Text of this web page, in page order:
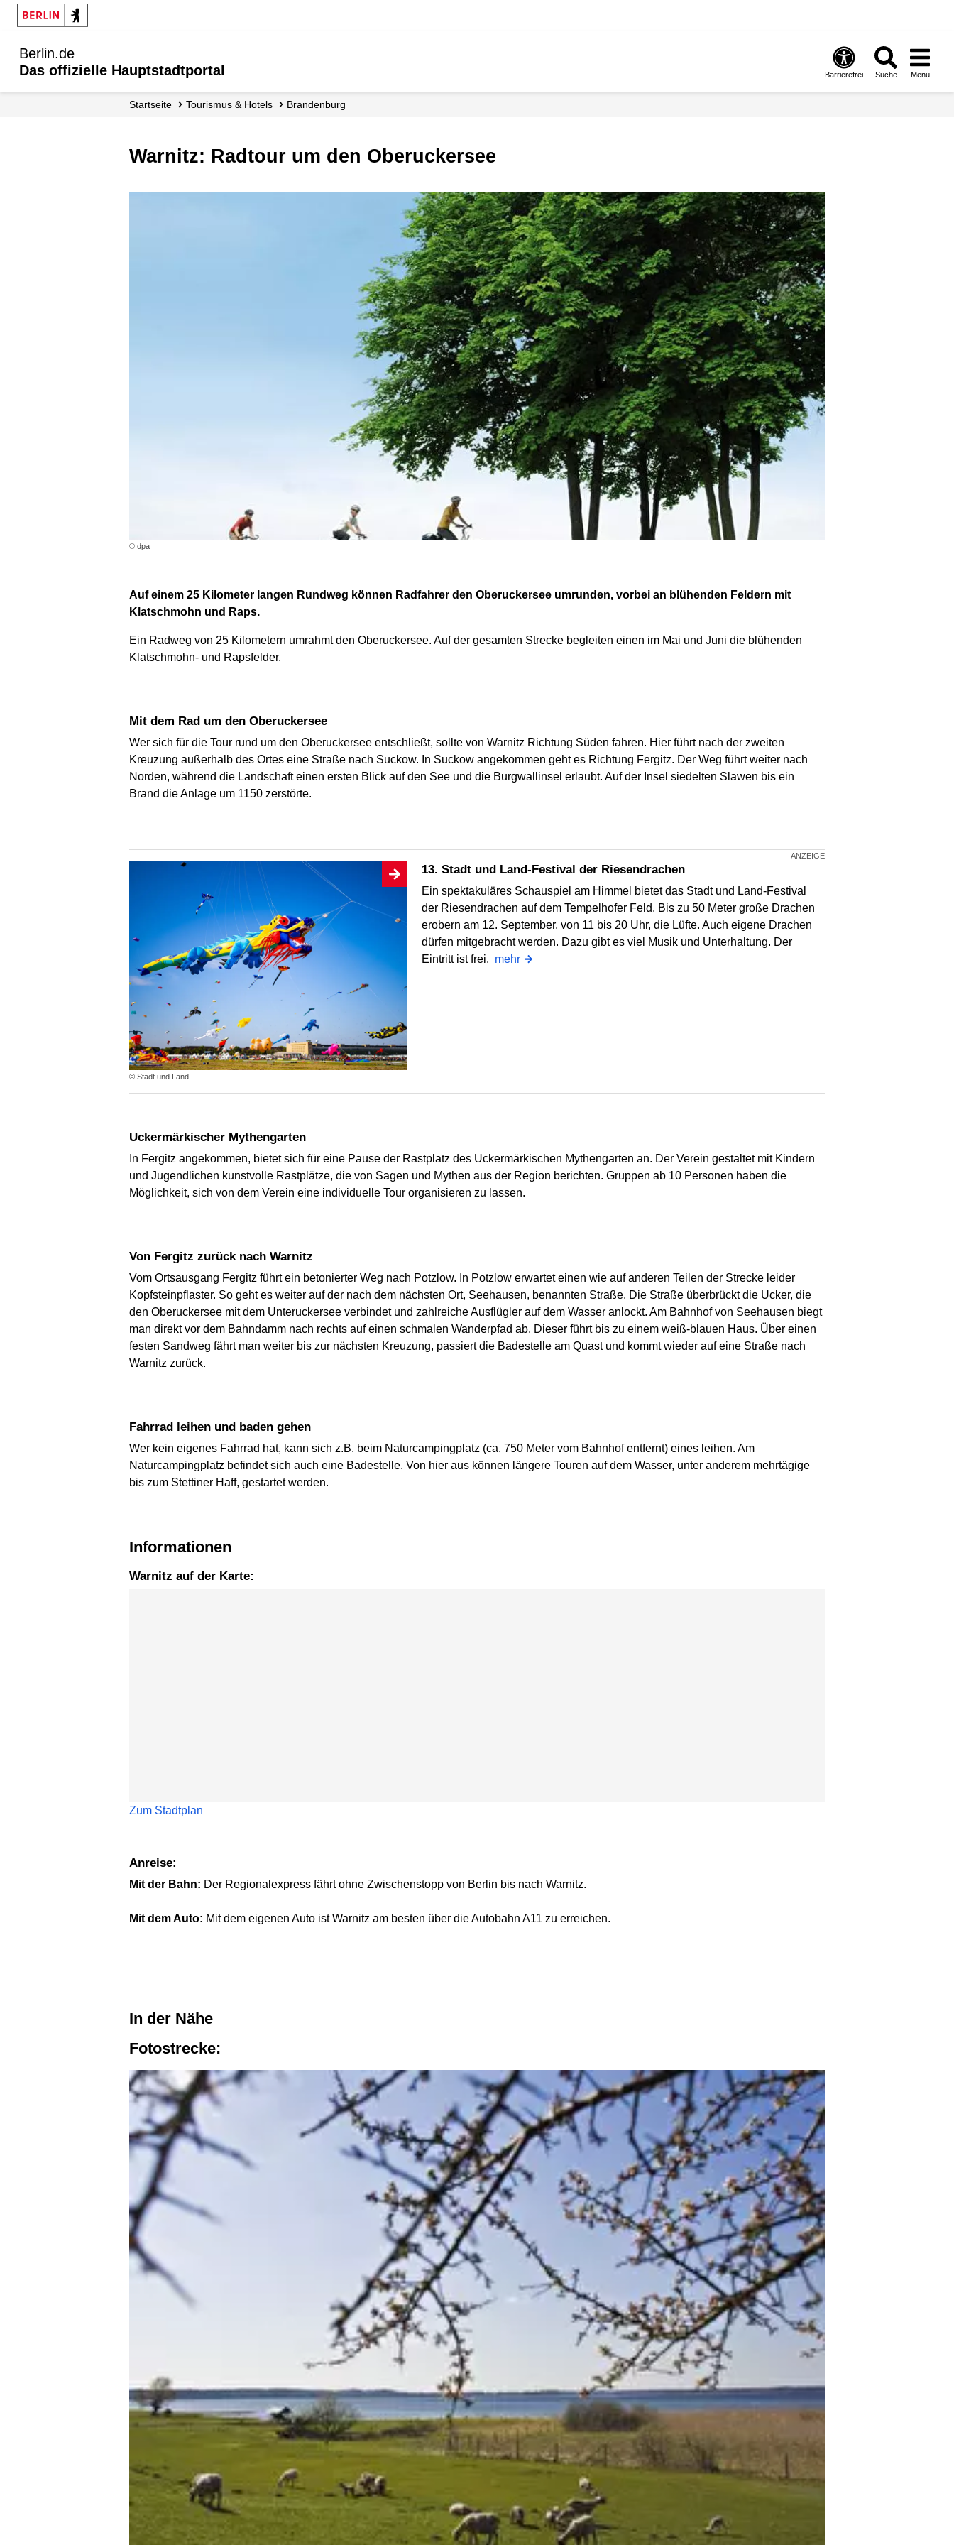
Berlin.de
Das offizielle Hauptstadtportal
Barrierefrei Suche Menü
Startseite Tourismus & Hotels Brandenburg
Warnitz: Radtour um den Oberuckersee
© dpa
Auf einem 25 Kilometer langen Rundweg können Radfahrer den Oberuckersee umrunden, vorbei an blühenden Feldern mit
Klatschmohn und Raps.
Ein Radweg von 25 Kilometern umrahmt den Oberuckersee. Auf der gesamten Strecke begleiten einen im Mai und Juni die blühenden
Klatschmohn- und Rapsfelder.
Mit dem Rad um den Oberuckersee
Wer sich für die Tour rund um den Oberuckersee entschließt, sollte von Warnitz Richtung Süden fahren. Hier führt nach der zweiten
Kreuzung außerhalb des Ortes eine Straße nach Suckow. In Suckow angekommen geht es Richtung Fergitz. Der Weg führt weiter nach
Norden, während die Landschaft einen ersten Blick auf den See und die Burgwallinsel erlaubt. Auf der Insel siedelten Slawen bis ein
Brand die Anlage um 1150 zerstörte.
© Stadt und Land
13. Stadt und Land-Festival der Riesendrachen
Ein spektakuläres Schauspiel am Himmel bietet das Stadt und Land-Festival
der Riesendrachen auf dem Tempelhofer Feld. Bis zu 50 Meter große Drachen
erobern am 12. September, von 11 bis 20 Uhr, die Lüfte. Auch eigene Drachen
dürfen mitgebracht werden. Dazu gibt es viel Musik und Unterhaltung. Der
Eintritt ist frei. mehr
Uckermärkischer Mythengarten
In Fergitz angekommen, bietet sich für eine Pause der Rastplatz des Uckermärkischen Mythengarten an. Der Verein gestaltet mit Kindern
und Jugendlichen kunstvolle Rastplätze, die von Sagen und Mythen aus der Region berichten. Gruppen ab 10 Personen haben die
Möglichkeit, sich von dem Verein eine individuelle Tour organisieren zu lassen.
Von Fergitz zurück nach Warnitz
Vom Ortsausgang Fergitz führt ein betonierter Weg nach Potzlow. In Potzlow erwartet einen wie auf anderen Teilen der Strecke leider
Kopfsteinpflaster. So geht es weiter auf der nach dem nächsten Ort, Seehausen, benannten Straße. Die Straße überbrückt die Ucker, die
den Oberuckersee mit dem Unteruckersee verbindet und zahlreiche Ausflügler auf dem Wasser anlockt. Am Bahnhof von Seehausen biegt
man direkt vor dem Bahndamm nach rechts auf einen schmalen Wanderpfad ab. Dieser führt bis zu einem weiß-blauen Haus. Über einen
festen Sandweg fährt man weiter bis zur nächsten Kreuzung, passiert die Badestelle am Quast und kommt wieder auf eine Straße nach
Warnitz zurück.
Fahrrad leihen und baden gehen
Wer kein eigenes Fahrrad hat, kann sich z.B. beim Naturcampingplatz (ca. 750 Meter vom Bahnhof entfernt) eines leihen. Am
Naturcampingplatz befindet sich auch eine Badestelle. Von hier aus können längere Touren auf dem Wasser, unter anderem mehrtägige
bis zum Stettiner Haff, gestartet werden.
Informationen
Warnitz auf der Karte:
Zum Stadtplan
Anreise:
Mit der Bahn: Der Regionalexpress fährt ohne Zwischenstopp von Berlin bis nach Warnitz.
Mit dem Auto: Mit dem eigenen Auto ist Warnitz am besten über die Autobahn A11 zu erreichen.
In der Nähe
Fotostrecke: